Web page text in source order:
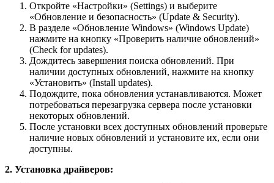
Откройте «Настройки» (Settings) и выберите
«Обновление и безопасность» (Update & Security).
В разделе «Обновление Windows» (Windows Update)
нажмите на кнопку «Проверить наличие обновлений»
(Check for updates).
Дождитесь завершения поиска обновлений. При
наличии доступных обновлений, нажмите на кнопку
«Установить» (Install updates).
Подождите, пока обновления устанавливаются. Может
потребоваться перезагрузка сервера после установки
некоторых обновлений.
После установки всех доступных обновлений проверьте
наличие новых обновлений и установите их, если они
доступны.
2. Установка драйверов: